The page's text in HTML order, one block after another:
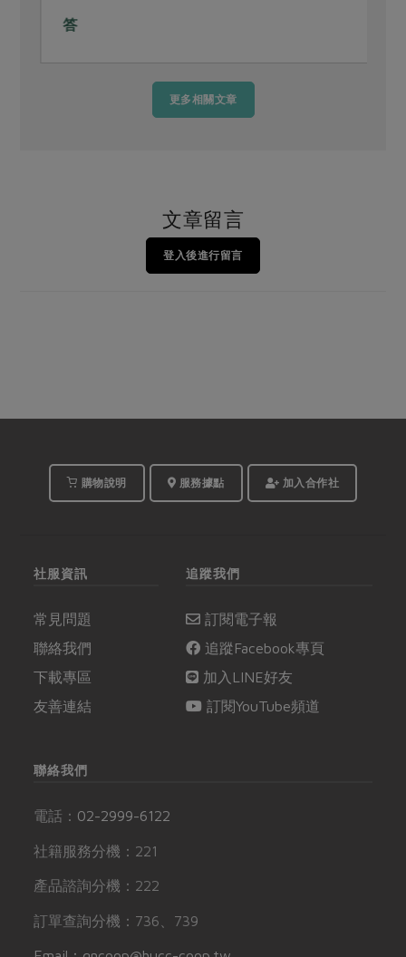
答
更多相關文章
文章留言
登入後進行留言
購物說明 服務據點 加入合作社
社服資訊
常見問題
聯絡我們
下載專區
友善連結
追蹤我們
訂閱電子報
追蹤Facebook專頁
加入LINE好友
訂閱YouTube頻道
聯絡我們
電話： 02-2999-6122
社籍服務分機：221
產品諮詢分機：222
訂單查詢分機：736、739